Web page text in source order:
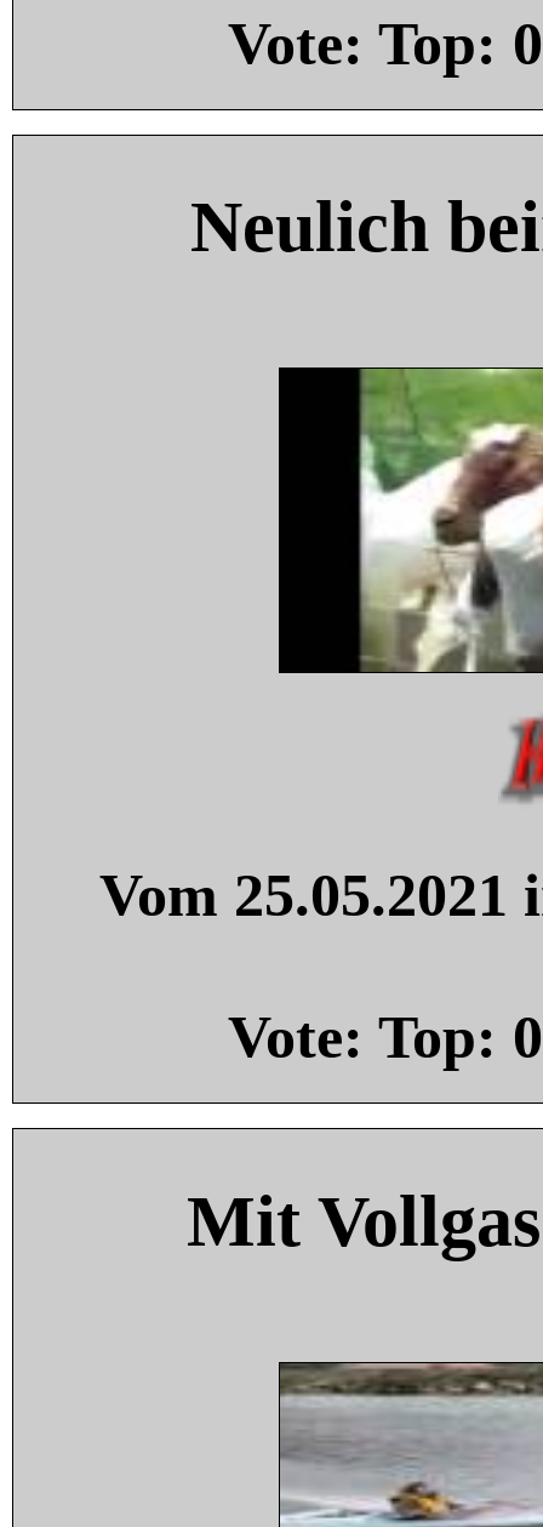
Vote: Top: 0
Neulich
Vom
Vote: Top: 0
Mit